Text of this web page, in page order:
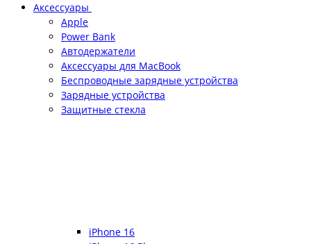
Аксессуары
Apple
Power Bank
Автодержатели
Аксессуары для MacBook
Беспроводные зарядные устройства
Зарядные устройства
Защитные стекла
iPhone 16